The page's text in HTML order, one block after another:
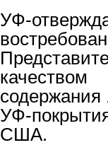
УФ-
УФ-
США.